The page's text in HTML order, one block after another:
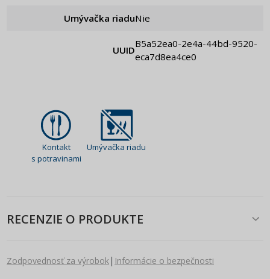
Umývačka riadu Nie
UUID
b5a52ea0-2e4a-44bd-9520-
eca7d8ea4ce0
Kontakt
s potravinami
Umývačka riadu
RECENZIE O PRODUKTE
Zodpovednosť za výrobok| Informácie o bezpečnosti